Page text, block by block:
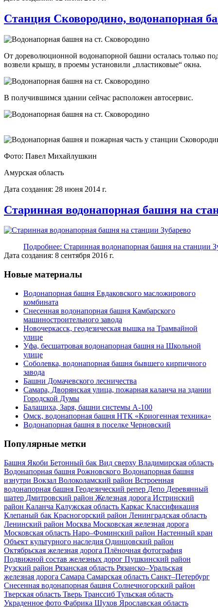
Станция Сковородино, водонапорная
От дореволюционной водонапорной башни осталась только
возвели крышу, в проемы установили „пластиковые“ окна.
В получившимся здании сейчас расположен автосервис.
Фото: Павел Михайлушкин
Амурская область
Дата создания: 28 июня 2014 г.
Старинная водонапорная башня на
Подробнее: Старинная водонапорная башня на станции
Дата создания: 8 сентября 2016 г.
Новые материалы
Водонапорная башня Евдаковского масложирового
комбината
Снесенная водонапорная башня Камбарского
машиностроительного завода
Новочеркасск, геодезическая вышка на Трамвайной
улице
Уфа, бесшатровая водонапорная башня на Школьной
улице
Соболевка, водонапорная башня бывшего кирпичного
завода
Башни Домачевского лесничества
Самара, Дворянская улица, пожарная каланча на здании
Городской Думы
Балашиха, Заря, башни системы А-100
Омск, водонапорная башня НТК «Криогенная техника»
Водонапорная башня в поселке Черновский
Популярные метки
Башня Якоби Бетонный бак Вид сверху Владимирская область
Водонапорная башня Рожновского Водонапорная башня
изнутри Вокзал Волоколамский район Встроенная
водонапорная башня Геодезический репер Депо Деревянный
шатер Дмитровский район Железная дорога Истринский
район Каланча Калужская область Каркас Классификация
Клепаный бак Красногорский район Ленинградская область
Ленинский район Москва Московская железная дорога
Московская область Наро–Фоминский район Настенный кран
Объект культурного наследия Одинцовский район
Октябрьская железная дорога Плёночная фотография
Подвижной состав железных дорог Пушкинский район
Рузский район Рязанская область Рязанско–Уральская
железная дорога Самара Самарская область Санкт–Петербург
Снесенная водонапорная башня Солнечногорский район
Тверская область Тверь Транссиб Тульская область
Украденное фото Фабрика Шухов Ярославская область